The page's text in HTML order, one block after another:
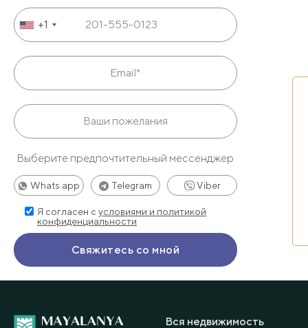
+1
Выберите предпочтительный мессенджер
Whats app Telegram Viber
Я согласен с условиями и политикой
конфиденциальности
Вся недвижимость